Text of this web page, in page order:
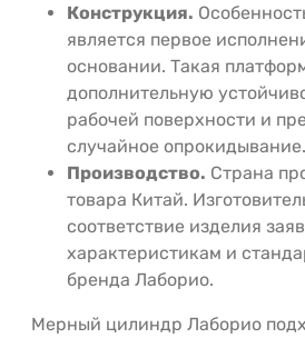
Конструкция.
является первое
основании. Такая
дополнительную
рабочей поверхности и
случайное опрокидывание.
Производство. Страна
товара Китай.
соответствие изделия
характеристикам и
бренда Лаборио.
Мерный цилиндр Лаборио